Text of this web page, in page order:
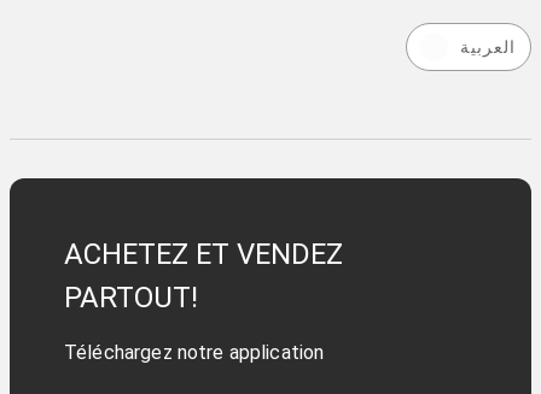
العربية
ACHETEZ ET VENDEZ
PARTOUT!
Téléchargez notre application